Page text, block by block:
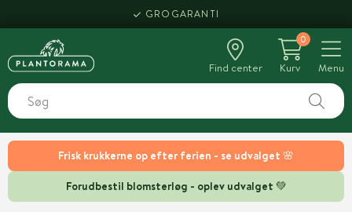
Frisk krukkerne op efter ferien - se udvalget 🌸
Forudbestil blomsterløg - oplev udvalget 💚
GROGARANTI
Find center
0
Kurv
Menu